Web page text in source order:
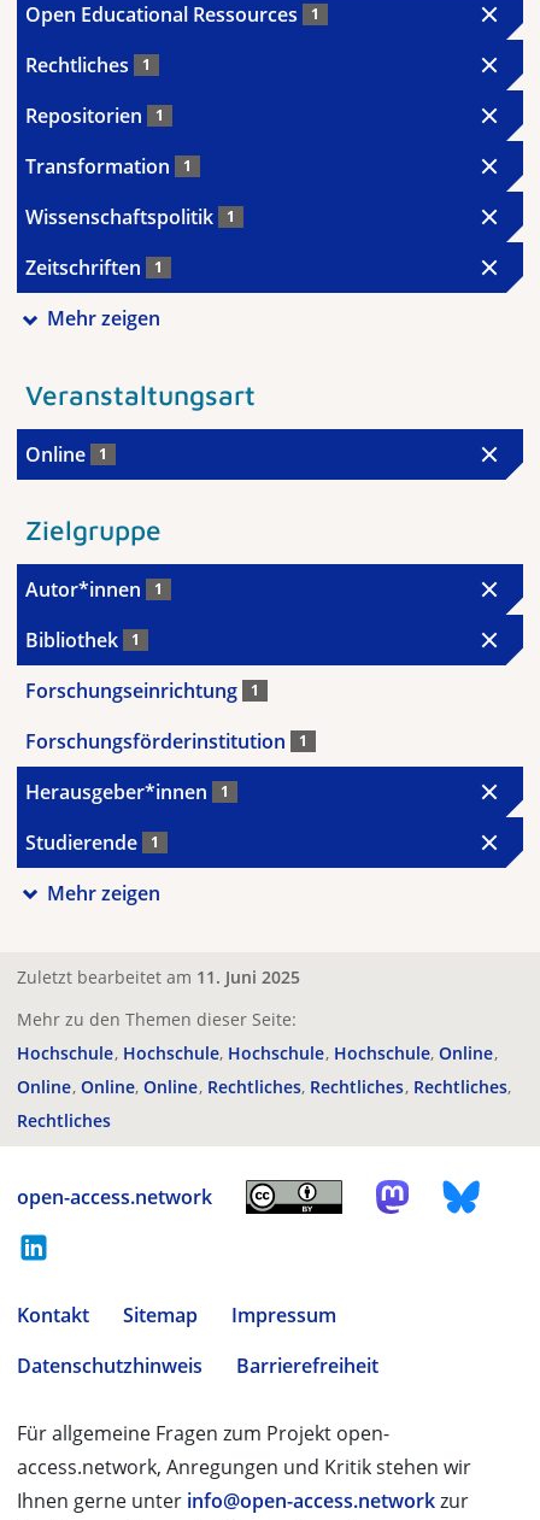
Open Educational Ressources 1
Rechtliches 1
Repositorien 1
Transformation 1
Wissenschaftspolitik 1
Zeitschriften 1
Mehr zeigen
Veranstaltungsart
Online 1
Zielgruppe
Autor*innen 1
Bibliothek 1
Forschungseinrichtung 1
Forschungsförderinstitution 1
Herausgeber*innen 1
Studierende 1
Mehr zeigen
Zuletzt bearbeitet am 11. Juni 2025
Mehr zu den Themen dieser Seite:
Hochschule Hochschule Hochschule Hochschule Online
Online Online Online Rechtliches Rechtliches Rechtliches
Rechtliches
open-access.network
Kontakt Sitemap
Impressum
Datenschutzhinweis
Barrierefreiheit
Für allgemeine Fragen zum Projekt open-
access.network, Anregungen und Kritik stehen wir
Ihnen gerne unter info@open-access.networkzur